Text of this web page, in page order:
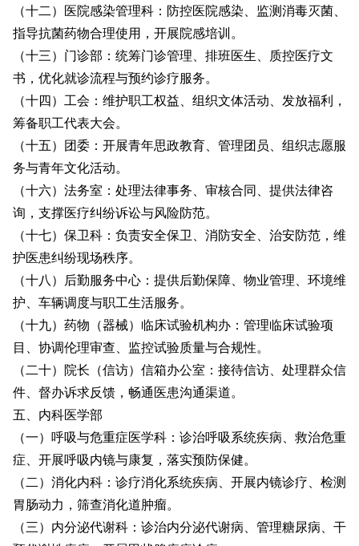
（十二）医院感染管理科：防控医院感染、监测消毒灭菌、
指导抗菌药物合理使用，开展院感培训。
（十三）门诊部：统筹门诊管理、排班医生、质控医疗文
书，优化就诊流程与预约诊疗服务。
（十四）工会：维护职工权益、组织文体活动、发放福利，
筹备职工代表大会。
（十五）团委：开展青年思政教育、管理团员、组织志愿服
务与青年文化活动。
（十六）法务室：处理法律事务、审核合同、提供法律咨
询，支撑医疗纠纷诉讼与风险防范。
（十七）保卫科：负责安全保卫、消防安全、治安防范，维
护医患纠纷现场秩序。
（十八）后勤服务中心：提供后勤保障、物业管理、环境维
护、车辆调度与职工生活服务。
（十九）药物（器械）临床试验机构办：管理临床试验项
目、协调伦理审查、监控试验质量与合规性。
（二十）院长（信访）信箱办公室：接待信访、处理群众信
件、督办诉求反馈，畅通医患沟通渠道。
五、内科医学部
（一）呼吸与危重症医学科：诊治呼吸系统疾病、救治危重
症、开展呼吸内镜与康复，落实预防保健。
（二）消化内科：诊疗消化系统疾病、开展内镜诊疗、检测
胃肠动力，筛查消化道肿瘤。
（三）内分泌代谢科：诊治内分泌代谢病、管理糖尿病、干